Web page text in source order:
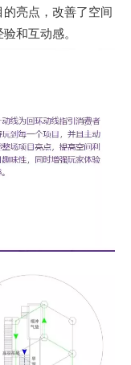
亮点，改善了空间
和互动感。